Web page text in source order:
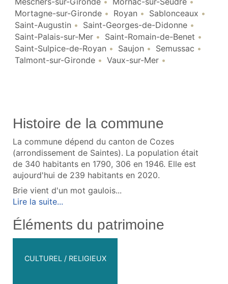
Mortagne-sur-Gironde
Royan
Sablonceaux
Saint-Augustin
Saint-Georges-de-Didonne
Saint-Palais-sur-Mer
Saint-Romain-de-Benet
Saint-Sulpice-de-Royan
Saujon
Semussac
Talmont-sur-Gironde
Vaux-sur-Mer
Histoire de la commune
La commune dépend du canton de Cozes
(arrondissement de Saintes). La population était
de 340 habitants en 1790, 306 en 1946. Elle est
aujourd'hui de 239 habitants en 2020.
Brie vient d'un mot gaulois...
Lire la suite...
Éléments du patrimoine
CULTUREL / RELIGIEUX